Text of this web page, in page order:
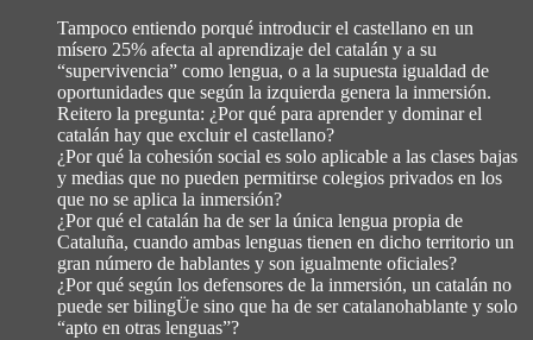
Tampoco entiendo porqué introducir el castellano en un
mísero 25% afecta al aprendizaje del catalán y a su
“supervivencia” como lengua, o a la supuesta igualdad de
oportunidades que según la izquierda genera la inmersión.
Reitero la pregunta: ¿Por qué para aprender y dominar el
catalán hay que excluir el castellano?
¿Por qué la cohesión social es solo aplicable a las clases bajas
y medias que no pueden permitirse colegios privados en los
que no se aplica la inmersión?
¿Por qué el catalán ha de ser la única lengua propia de
Cataluña, cuando ambas lenguas tienen en dicho territorio un
gran número de hablantes y son igualmente oficiales?
¿Por qué según los defensores de la inmersión, un catalán no
puede ser bilingÜe sino que ha de ser catalanohablante y solo
“apto en otras lenguas”?